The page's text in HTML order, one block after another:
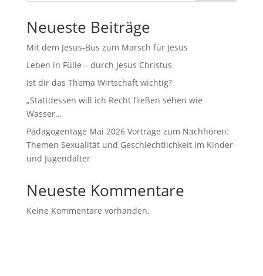
Neueste Beiträge
Mit dem Jesus-Bus zum Marsch für Jesus
Leben in Fülle – durch Jesus Christus
Ist dir das Thema Wirtschaft wichtig?
„Stattdessen will ich Recht fließen sehen wie
Wasser…
Pädagogentage Mai 2026 Vorträge zum Nachhören:
Themen Sexualität und Geschlechtlichkeit im Kinder-
und Jugendalter
Neueste Kommentare
Keine Kommentare vorhanden.